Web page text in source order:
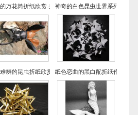
万花筒折纸欣赏-共三个系列29款神奇的白色昆虫世界系列折纸欣
辨的昆虫折纸欣赏 纸色恋曲的黑白配折纸作品欣赏-